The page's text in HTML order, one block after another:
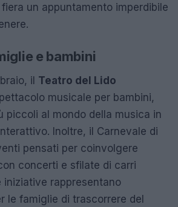
un appuntamento imperdibile
e bambini
il Teatro del Lido
musicale per bambini,
piccoli al mondo della musica in
Inoltre, il Carnevale di
pensati per coinvolgere
concerti e sfilate di carri
iniziative rappresentano
le famiglie di trascorrere del